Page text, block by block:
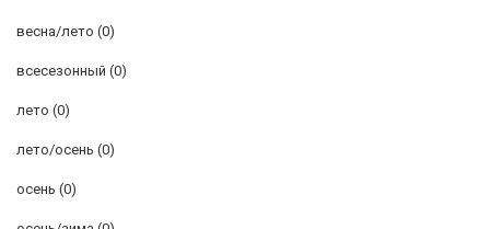
весна/лето (0)
всесезонный (0)
лето (0)
лето/осень (0)
осень (0)